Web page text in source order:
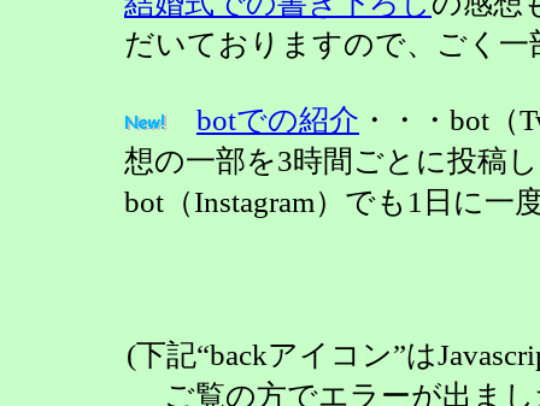
だいておりますので、ごく一
botでの紹介 ・・・bot
想の一部を3時間ごとに投稿
bot（Instagram）でも1日に
(下記“backアイコン”は
ご覧の方でエラーが出ま